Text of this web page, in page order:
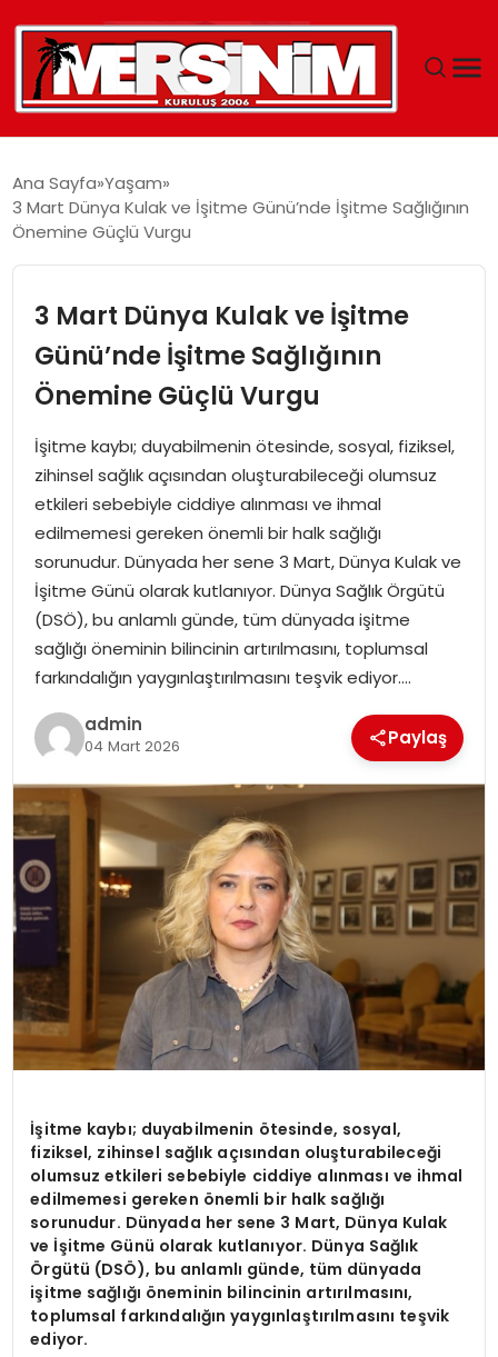
YAŞAM
EĞITIM
SPOR
EKONOMI
MAGAZIN
DÜNYA
OTOMOBIL
Ana Sayfa Yaşam
3 Mart Dünya Kulak ve İşitme Günü’nde İşitme Sağlığının
Önemine Güçlü Vurgu
3 Mart Dünya Kulak ve İşitme
Günü’nde İşitme Sağlığının
Önemine Güçlü Vurgu
İşitme kaybı; duyabilmenin ötesinde, sosyal, fiziksel,
zihinsel sağlık açısından oluşturabileceği olumsuz
etkileri sebebiyle ciddiye alınması ve ihmal
edilmemesi gereken önemli bir halk sağlığı
sorunudur. Dünyada her sene 3 Mart, Dünya Kulak ve
İşitme Günü olarak kutlanıyor. Dünya Sağlık Örgütü
(DSÖ), bu anlamlı günde, tüm dünyada işitme
sağlığı öneminin bilincinin artırılmasını, toplumsal
farkındalığın yaygınlaştırılmasını teşvik ediyor….
admin
04 Mart 2026 Paylaş
İşitme kaybı; duyabilmenin ötesinde, sosyal,
fiziksel, zihinsel sağlık açısından oluşturabileceği
olumsuz etkileri sebebiyle ciddiye alınması ve ihmal
edilmemesi gereken önemli bir halk sağlığı
sorunudur. Dünyada her sene 3 Mart, Dünya Kulak
ve İşitme Günü olarak kutlanıyor. Dünya Sağlık
Örgütü (DSÖ), bu anlamlı günde, tüm dünyada
işitme sağlığı öneminin bilincinin artırılmasını,
toplumsal farkındalığın yaygınlaştırılmasını teşvik
ediyor.